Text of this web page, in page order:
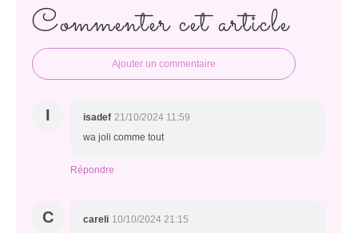
Commenter cet article
Ajouter un commentaire
I isadef 21/10/2024 11:59
wa joli comme tout
Répondre
C careli 10/10/2024 21:15